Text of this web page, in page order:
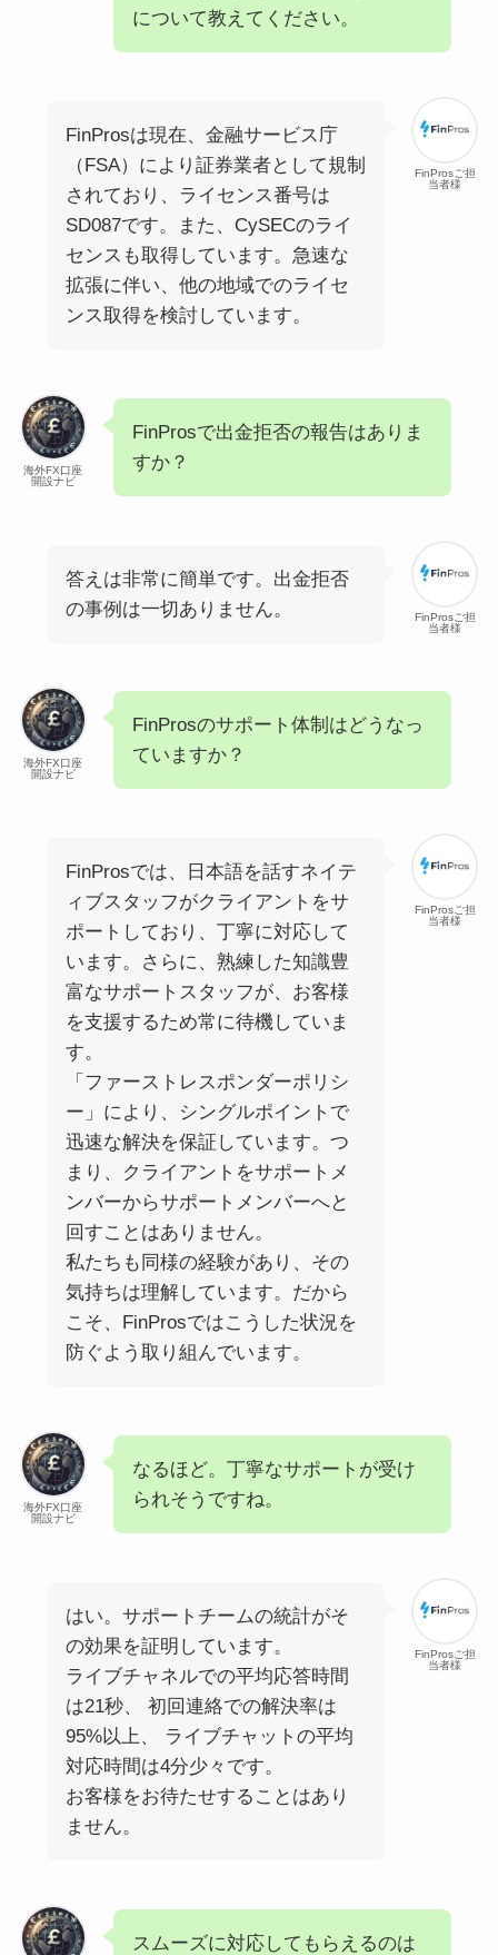
について教えてください。
FinProsご担
当者様
FinProsは現在、金融サービス庁
（FSA）により証券業者として規制
されており、ライセンス番号は
SD087です。また、CySECのライ
センスも取得しています。急速な
拡張に伴い、他の地域でのライセ
ンス取得を検討しています。
海外FX口座
開設ナビ
FinProsで出金拒否の報告はありま
すか？
FinProsご担
当者様
答えは非常に簡単です。出金拒否
の事例は一切ありません。
海外FX口座
開設ナビ
FinProsのサポート体制はどうなっ
ていますか？
FinProsご担
当者様
FinProsでは、日本語を話すネイテ
ィブスタッフがクライアントをサ
ポートしており、丁寧に対応して
います。さらに、熟練した知識豊
富なサポートスタッフが、お客様
を支援するため常に待機していま
す。
「ファーストレスポンダーポリシ
ー」により、シングルポイントで
迅速な解決を保証しています。つ
まり、クライアントをサポートメ
ンバーからサポートメンバーへと
回すことはありません。
私たちも同様の経験があり、その
気持ちは理解しています。だから
こそ、FinProsではこうした状況を
防ぐよう取り組んでいます。
海外FX口座
開設ナビ
なるほど。丁寧なサポートが受け
られそうですね。
FinProsご担
当者様
はい。サポートチームの統計がそ
の効果を証明しています。
ライブチャネルでの平均応答時間
は21秒、 初回連絡での解決率は
95%以上、 ライブチャットの平均
対応時間は4分少々です。
お客様をお待たせすることはあり
ません。
スムーズに対応してもらえるのは